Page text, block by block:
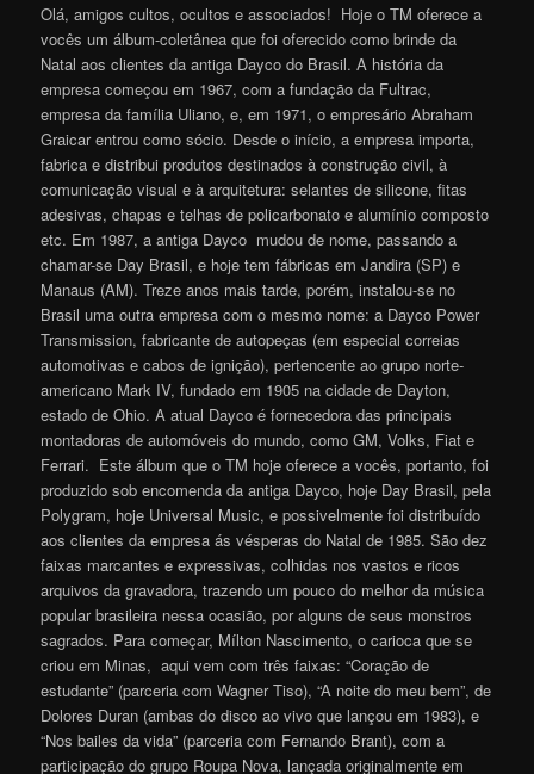
Olá, amigos cultos, ocultos e associados! Hoje o TM oferece a
vocês um álbum-coletânea que foi oferecido como brinde da
Natal aos clientes da antiga Dayco do Brasil. A história da
empresa começou em 1967, com a fundação da Fultrac,
empresa da família Uliano, e, em 1971, o empresário Abraham
Graicar entrou como sócio. Desde o início, a empresa importa,
fabrica e distribui produtos destinados à construção civil, à
comunicação visual e à arquitetura: selantes de silicone, fitas
adesivas, chapas e telhas de policarbonato e alumínio composto
etc. Em 1987, a antiga Dayco mudou de nome, passando a
chamar-se Day Brasil, e hoje tem fábricas em Jandira (SP) e
Manaus (AM). Treze anos mais tarde, porém, instalou-se no
Brasil uma outra empresa com o mesmo nome: a Dayco Power
Transmission, fabricante de autopeças (em especial correias
automotivas e cabos de ignição), pertencente ao grupo norte-
americano Mark IV, fundado em 1905 na cidade de Dayton,
estado de Ohio. A atual Dayco é fornecedora das principais
montadoras de automóveis do mundo, como GM, Volks, Fiat e
Ferrari. Este álbum que o TM hoje oferece a vocês, portanto, foi
produzido sob encomenda da antiga Dayco, hoje Day Brasil, pela
Polygram, hoje Universal Music, e possivelmente foi distribuído
aos clientes da empresa ás vésperas do Natal de 1985. São dez
faixas marcantes e expressivas, colhidas nos vastos e ricos
arquivos da gravadora, trazendo um pouco do melhor da música
popular brasileira nessa ocasião, por alguns de seus monstros
sagrados. Para começar, Mílton Nascimento, o carioca que se
criou em Minas, aqui vem com três faixas: “Coração de
estudante” (parceria com Wagner Tiso), “A noite do meu bem”, de
Dolores Duran (ambas do disco ao vivo que lançou em 1983), e
“Nos bailes da vida” (parceria com Fernando Brant), com a
participação do grupo Roupa Nova, lançada originalmente em